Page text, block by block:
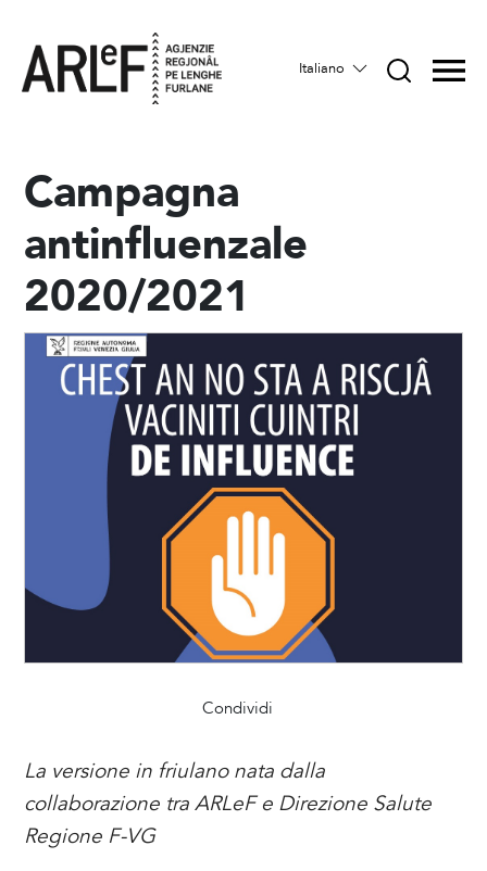
Italiano
Campagna
antinfluenzale
2020/2021
Condividi
La versione in friulano nata dalla
collaborazione tra ARLeF e Direzione Salute
Regione F-VG